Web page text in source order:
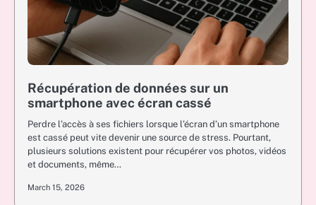
Récupération de données sur un
smartphone avec écran cassé
Perdre l’accès à ses fichiers lorsque l’écran d’un smartphone
est cassé peut vite devenir une source de stress. Pourtant,
plusieurs solutions existent pour récupérer vos photos, vidéos
et documents, même…
March 15, 2026